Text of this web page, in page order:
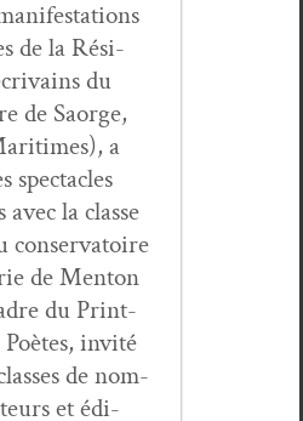
de la Rési­
du
de Saorge,
a
spec­ta­cles
avec la classe
con­ser­va­toire
de Men­ton
du Print­
Poètes, invité
de nom­
et édi­